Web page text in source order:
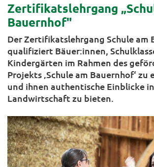
Zertifikatslehrgang
Bauernhof"
Der Zertifikatslehrgang Schule am
qualifiziert Bäuer:innen,
Kindergärten im Rahmen des
Projekts ‚Schule am Bauernhof‘ zu
und ihnen authentische Einblicke
Landwirtschaft zu bieten.